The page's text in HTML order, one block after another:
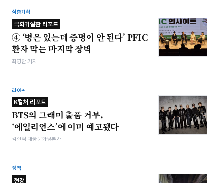
심층기획
극희귀질환 리포트
④ ‘병은 있는데 증명이 안 된다’ PFIC
환자 막는 마지막 장벽
최영찬 기자
라이프
K컬처 리포트
BTS의 그래미 출품 거부,
‘에일리언스’에 이미 예고됐다
김헌식 대중문화평론가
정책
현장